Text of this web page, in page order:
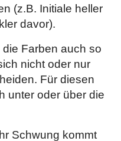
(z.B. Initiale heller
davor).
Farben auch so
nicht oder nur
Für diesen
unter oder über die
Schwung kommt